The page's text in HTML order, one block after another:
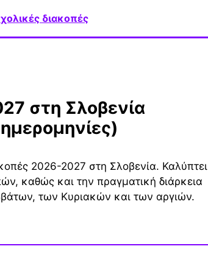
Σχολικές διακοπές
2026-2027 στη Σλοβενία. Καλύπτει
καθώς και την πραγματική διάρκεια
των Κυριακών και των αργιών.